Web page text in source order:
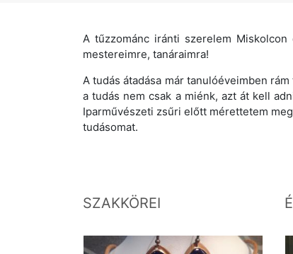
A tűzzománc iránti szerelem
mestereimre, tanáraimra!
A tudás átadása már tanulóéveimben
a tudás nem csak a miénk, azt át kell
Iparművészeti zsűri előtt mérettetem
tudásomat.
SZAKKÖREI